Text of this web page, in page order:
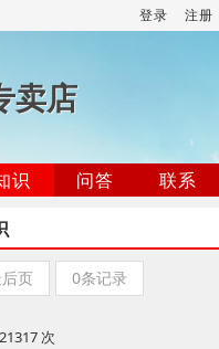
登录 注册
卖店
识 问答
联系
页 0条记录
次